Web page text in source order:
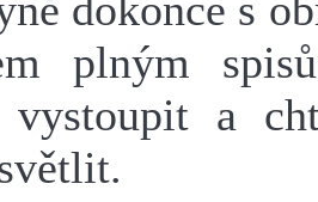
dokonce s
plným
vystoupit a